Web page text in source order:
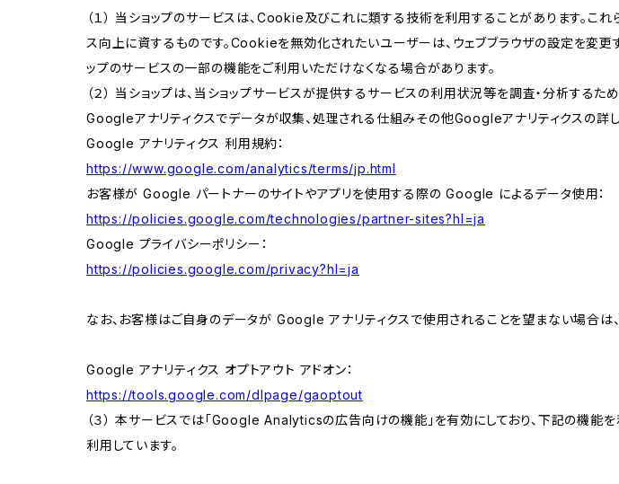
（１） 当ショップのサービスは、Cookie及びこれに類する技術を利用することがあります。こ
ス向上に資するものです。Cookieを無効化されたいユーザーは、ウェブブラウザの設定を変
ップのサービスの一部の機能をご利用いただけなくなる場合があります。
（２） 当ショップは、当ショップサービスが提供するサービスの利用状況等を調査・分析す
Googleアナリティクスでデータが収集、処理される仕組みその他Googleアナリティクスの詳し
Google アナリティクス 利用規約：
https://www.google.com/analytics/terms/jp.html
お客様が Google パートナーのサイトやアプリを使用する際の Google によるデータ使用：
https://policies.google.com/technologies/partner-sites?hl=ja
Google プライバシーポリシー：
https://policies.google.com/privacy?hl=ja
なお、お客様はご自身のデータが Google アナリティクスで使用されることを望まない場合
Google アナリティクス オプトアウト アドオン：
https://tools.google.com/dlpage/gaoptout
（３） 本サービスでは「Google Analyticsの広告向けの機能」を有効にしており、下記の
利用しています。